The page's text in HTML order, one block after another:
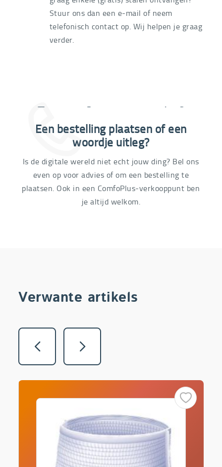
Stuur ons dan een e-mail of neem
telefonisch contact op. Wij helpen je graag
verder.
03 292 21 60
Een bestelling plaatsen of een
woordje uitleg?
Is de digitale wereld niet echt jouw ding? Bel ons
even op voor advies of om een bestelling te
plaatsen. Ook in een ComfoPlus-verkooppunt ben
je altijd welkom.
Verwante artikels
Vorige Volgende